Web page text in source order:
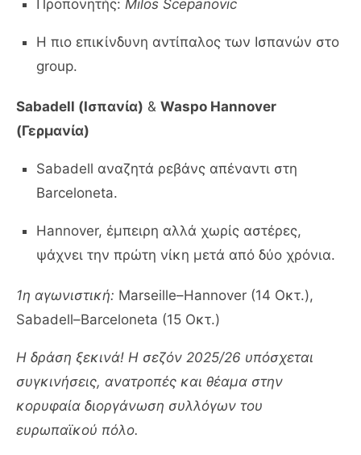
Προπονητής: Milos Scepanovic
Η πιο επικίνδυνη αντίπαλος των Ισπανών στο
group.
Sabadell (Ισπανία) & Waspo Hannover
(Γερμανία)
Sabadell αναζητά ρεβάνς απέναντι στη
Barceloneta.
Hannover, έμπειρη αλλά χωρίς αστέρες,
ψάχνει την πρώτη νίκη μετά από δύο χρόνια.
1η αγωνιστική: Marseille–Hannover (14 Οκτ.),
Sabadell–Barceloneta (15 Οκτ.)
Η δράση ξεκινά! Η σεζόν 2025/26 υπόσχεται
συγκινήσεις, ανατροπές και θέαμα στην
κορυφαία διοργάνωση συλλόγων του
ευρωπαϊκού πόλο.